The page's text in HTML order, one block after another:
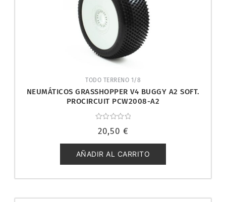
TODO TERRENO 1/8
NEUMÁTICOS GRASSHOPPER V4 BUGGY A2 SOFT.
PROCIRCUIT PCW2008-A2
con
de
5
20,50 €
AÑADIR AL CARRITO